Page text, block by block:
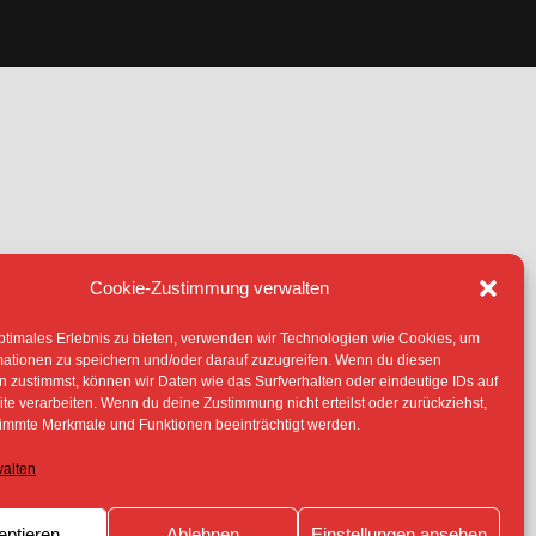
Cookie-Zustimmung verwalten
Erlebnis zu bieten, verwenden wir Technologien wie Cookies, um
zu speichern und/oder darauf zuzugreifen. Wenn du diesen
zustimmst, können wir Daten wie das Surfverhalten oder eindeutige IDs auf
verarbeiten. Wenn du deine Zustimmung nicht erteilst oder zurückziehst,
Merkmale und Funktionen beeinträchtigt werden.
(EU)
-SOFERN NICHT ANDERS
DER RECHTEINHABER